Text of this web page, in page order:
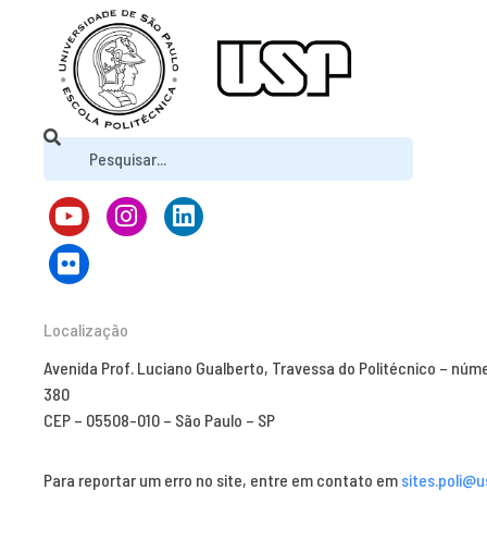
Localização
Avenida Prof. Luciano Gualberto, Travessa do Politécnico –
380
CEP – 05508-010 – São Paulo – SP
Para reportar um erro no site, entre em contato em